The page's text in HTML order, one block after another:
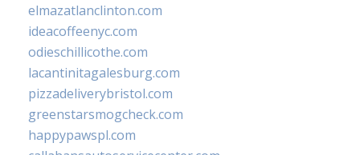
elmazatlanclinton.com
ideacoffeenyc.com
odieschillicothe.com
lacantinitagalesburg.com
pizzadeliverybristol.com
greenstarsmogcheck.com
happypawspl.com